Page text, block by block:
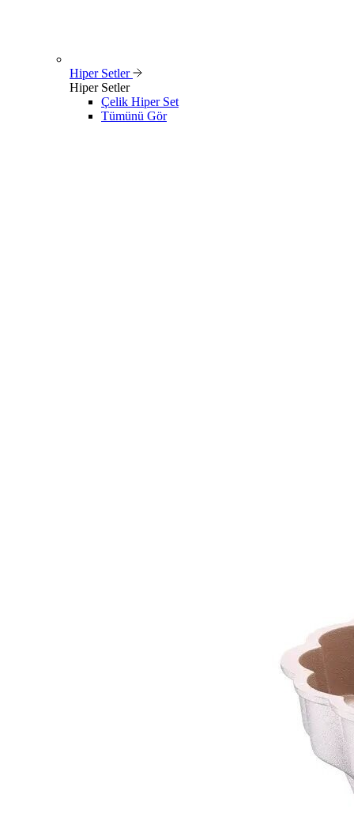
Hiper Setler
Hiper Setler
Çelik Hiper Set
Tümünü Gör